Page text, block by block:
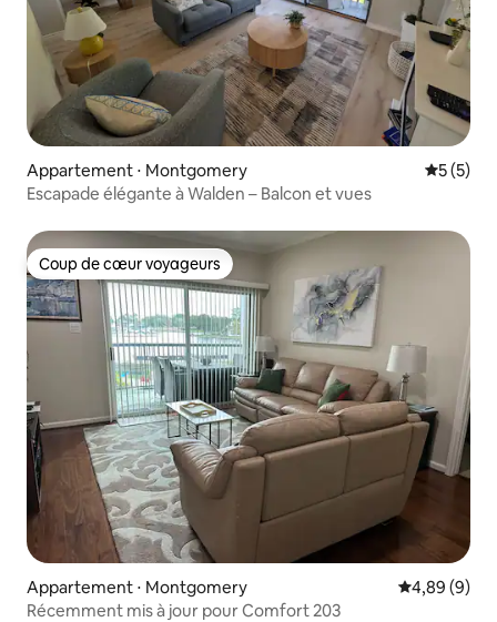
Appartement ⋅ Montgomery
5 (5)
Escapade élégante à Walden – Balcon et vues
Coup de cœur voyageurs
Coup de cœur voyageurs
Appartement ⋅ Montgomery Évaluation
4,89 (9)
Récemment mis à jour pour Comfort 203